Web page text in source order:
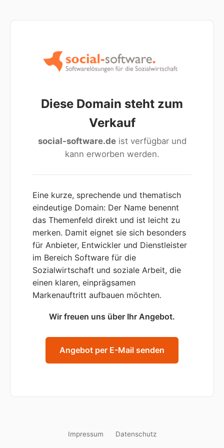
Diese Domain steht zum
Verkauf
social-software.deist verfügbar und
kann erworben werden.
Eine kurze, sprechende und thematisch
eindeutige Domain: Der Name benennt
das Themenfeld direkt und ist leicht zu
merken. Damit eignet sie sich besonders
für Anbieter, Entwickler und Dienstleister
im Bereich Software für die
Sozialwirtschaft und soziale Arbeit, die
einen klaren, einprägsamen
Markenauftritt aufbauen möchten.
Wir freuen uns über Ihr Angebot.
Angebot per E-Mail senden
Impressum Datenschutz